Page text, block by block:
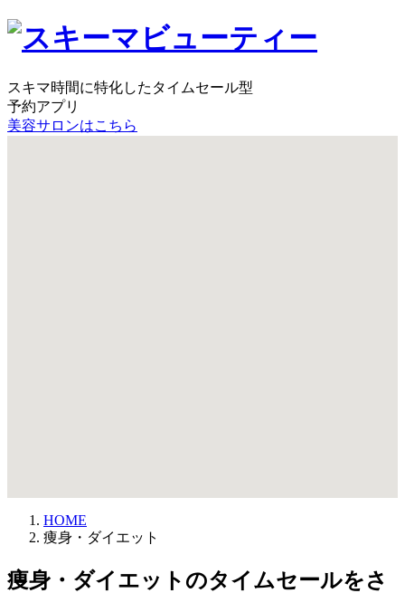
スキマ時間に特化したタイムセール型
予約アプリ
美容サロンはこちら
HOME
痩身・ダイエット
痩身・ダイエットのタイムセールをさ